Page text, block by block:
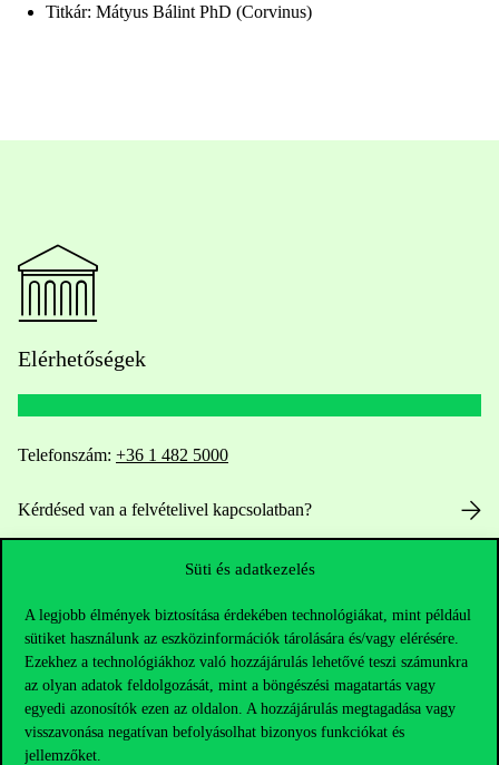
Süti és adatkezelés
A legjobb élmények biztosítása érdekében technológiákat, mint például
sütiket használunk az eszközinformációk tárolására és/vagy elérésére.
Ezekhez a technológiákhoz való hozzájárulás lehetővé teszi számunkra
az olyan adatok feldolgozását, mint a böngészési magatartás vagy
egyedi azonosítók ezen az oldalon. A hozzájárulás megtagadása vagy
visszavonása negatívan befolyásolhat bizonyos funkciókat és
jellemzőket.
Titkár: Mátyus Bálint PhD (Corvinus)
Elérhetőségek
Telefonszám: +36 1 482 5000
Kérdésed van a felvételivel kapcsolatban?
HUB jelenlegi hallgatóinknak
Sajtó:press@uni-corvinus.hu